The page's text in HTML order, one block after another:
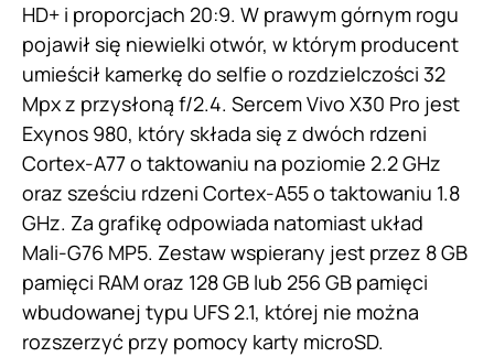
HD+ i proporcjach 20:9. W prawym górnym rogu
pojawił się niewielki otwór, w którym producent
umieścił kamerkę do selfie o rozdzielczości 32
Mpx z przysłoną f/2.4. SercemVivo X30 Pro jest
Exynos 980, który składa się z dwóch rdzeni
Cortex-A77 o taktowaniu na poziomie 2.2 GHz
oraz sześciu rdzeni Cortex-A55 o taktowaniu 1.8
GHz. Za grafikę odpowiada natomiast układ
Mali-G76 MP5. Zestaw wspierany jest przez 8 GB
pamięci RAM oraz 128 GB lub 256 GB pamięci
wbudowanej typu UFS 2.1, której nie można
rozszerzyć przy pomocy karty microSD.